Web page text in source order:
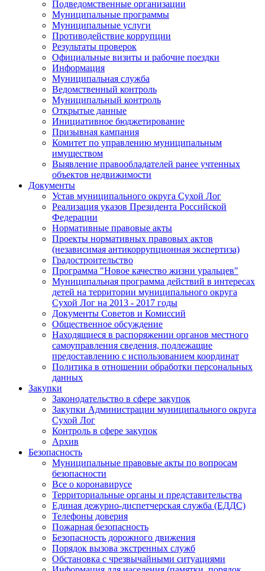
Подведомственные организации
Муниципальные программы
Муниципальные услуги
Противодействие коррупции
Результаты проверок
Официальные визиты и рабочие поездки
Информация
Муниципальная служба
Ведомственный контроль
Муниципальный контроль
Открытые данные
Инициативное бюджетирование
Призывная кампания
Комитет по управлению муниципальным
имуществом
Выявление правообладателей ранее учтенных
объектов недвижимости
Документы
Устав муниципального округа Сухой Лог
Реализация указов Президента Российской
Федерации
Нормативные правовые акты
Проекты нормативных правовых актов
(независимая антикоррупционная экспертиза)
Градостроительство
Программа "Новое качество жизни уральцев"
Муниципальная программа действий в интересах
детей на территории муниципального округа
Сухой Лог на 2013 - 2017 годы
Документы Советов и Комиссий
Общественное обсуждение
Находящиеся в распоряжении органов местного
самоуправления сведения, подлежащие
предоставлению с использованием координат
Политика в отношении обработки персональных
данных
Закупки
Законодательство в сфере закупок
Закупки Администрации муниципального округа
Сухой Лог
Контроль в сфере закупок
Архив
Безопасность
Муниципальные правовые акты по вопросам
безопасности
Все о коронавирусе
Территориальные органы и представительства
Единая дежурно-диспетчерская служба (ЕДДС)
Телефоны доверия
Пожарная безопасность
Безопасность дорожного движения
Порядок вызова экстренных служб
Обстановка с чрезвычайными ситуациями